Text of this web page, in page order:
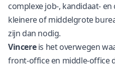
complexe job-, kandidaat-
kleinere of middelgrote
zijn dan nodig.
Vincereis het overwegen
front-office en middle-office